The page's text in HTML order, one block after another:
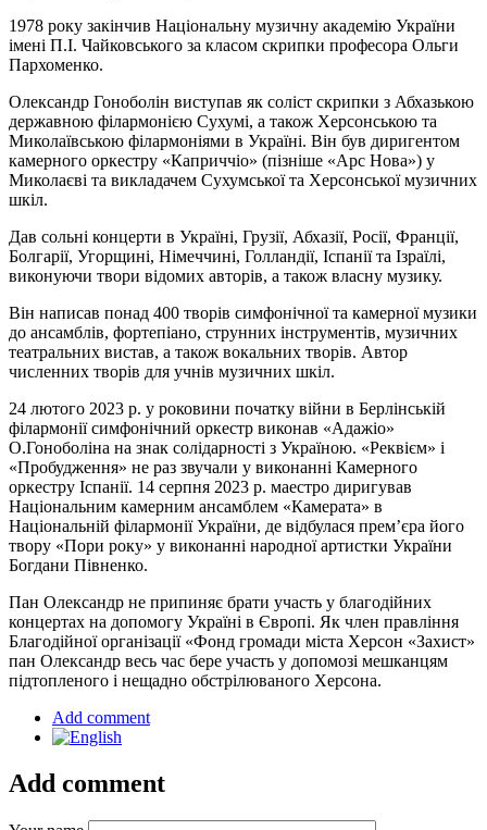
1978 року закінчив Національну музичну академію України
імені П.І. Чайковського за класом скрипки професора Ольги
Пархоменко.
Олександр Гоноболін виступав як соліст скрипки з Абхазькою
державною філармонією Сухумі, а також Херсонською та
Миколаївською філармоніями в Україні. Він був диригентом
камерного оркестру «Каприччіо» (пізніше «Арс Нова») у
Миколаєві та викладачем Сухумської та Херсонської музичних
шкіл.
Дав сольні концерти в Україні, Грузії, Абхазії, Росії, Франції,
Болгарії, Угорщині, Німеччині, Голландії, Іспанії та Ізраїлі,
виконуючи твори відомих авторів, а також власну музику.
Він написав понад 400 творів симфонічної та камерної музики
до ансамблів, фортепіано, струнних інструментів, музичних
театральних вистав, а також вокальних творів. Автор
численних творів для учнів музичних шкіл.
24 лютого 2023 р. у роковини початку війни в Берлінській
філармонії симфонічний оркестр виконав «Адажіо»
О.Гоноболіна на знак солідарності з Україною. «Реквієм» і
«Пробудження» не раз звучали у виконанні Камерного
оркестру Іспанії. 14 серпня 2023 р. маестро диригував
Національним камерним ансамблем «Камерата» в
Національній філармонії України, де відбулася прем’єра його
твору «Пори року» у виконанні народної артистки України
Богдани Півненко.
Пан Олександр не припиняє брати участь у благодійних
концертах на допомогу Україні в Європі. Як член правління
Благодійної організації «Фонд громади міста Херсон «Захист»
пан Олександр весь час бере участь у допомозі мешканцям
підтопленого і нещадно обстрілюваного Херсона.
Add comment
Add comment